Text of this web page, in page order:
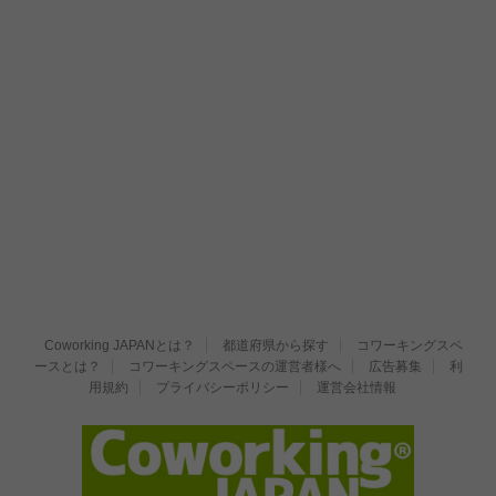
Coworking JAPANとは？ 都道府県から探す
コワーキングスペ
ースとは？
コワーキングスペースの運営者様へ 広告募集
利
用規約
プライバシーポリシー 運営会社情報